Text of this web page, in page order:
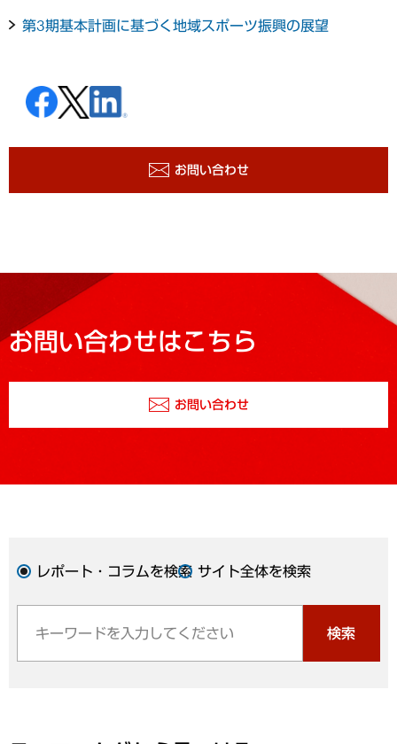
第3期基本計画に基づく地域スポーツ振興の展望
お問い合わせ
お問い合わせはこちら
お問い合わせ
レポート・コラムを検索 サイト全体を検索
検索